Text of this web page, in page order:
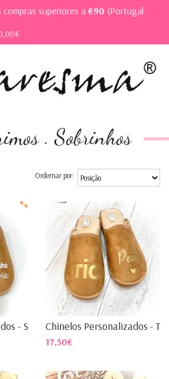
compras superiores a €90 (Portugal
. Sobrinhos
Ordernar por:
- S... Chinelos Personalizados - Tio
17,50€